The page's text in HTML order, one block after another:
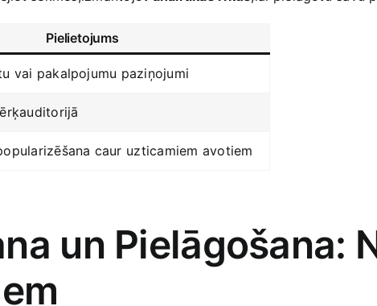
Pielietojums
vai pakalpojumu paziņojumi
caur ⁤uzticamiem avotiem
un Pielāgošana: